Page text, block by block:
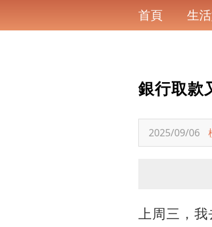
首頁 生
銀行取款
2025/09/06
上周三，